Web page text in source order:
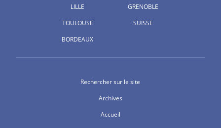
LILLE
TOULOUSE
BORDEAUX
GRENOBLE
SUISSE
Rechercher sur le site
Archives
Accueil